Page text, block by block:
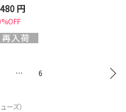
円
… 6
ーズ）